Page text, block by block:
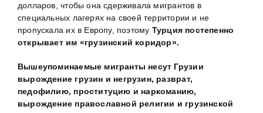
долларов, чтобы она сдерживала мигрантов в
специальных лагерях на своей территории и не
пропускала их в Европу, поэтому Турция постепенно
открывает им «грузинский коридор».
Вышеупоминаемые мигранты несут Грузии
вырождение грузин и негрузин, разврат,
педофилию, проституцию и наркоманию,
вырождение православной религии и грузинской